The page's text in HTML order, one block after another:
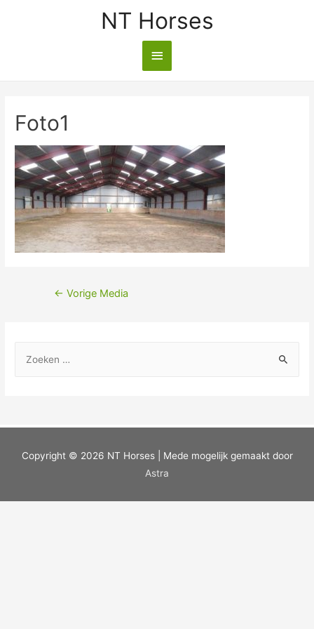
NT Horses
Foto1
← Vorige Media
Copyright © 2026 NT Horses| Mede mogelijk gemaakt door
Astra